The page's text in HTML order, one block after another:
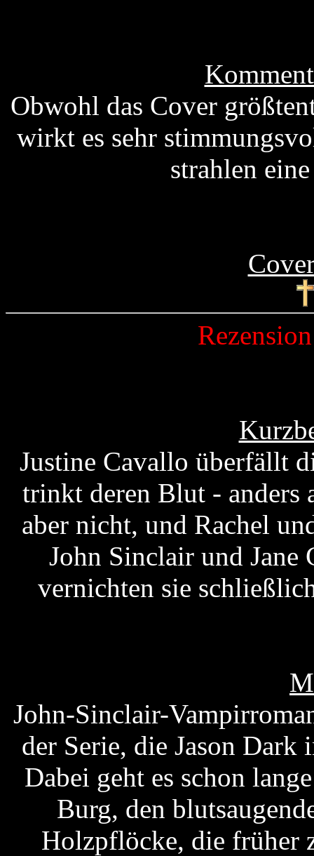
Obwohl das Cover
wirkt es sehr
strahlen
Justine Cavallo überfällt
trinkt deren Blut - anders
aber nicht, und Rachel
John Sinclair und
vernichten sie
John-Sinclair-
der Serie, die Jason Dark
Dabei geht es schon
Burg, den
Holzpflöcke, die früher